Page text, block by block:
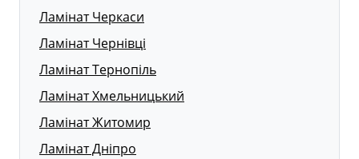
Ламінат Черкаси
Ламінат Чернівці
Ламінат Тернопіль
Ламінат Хмельницький
Ламінат Житомир
Ламінат Дніпро